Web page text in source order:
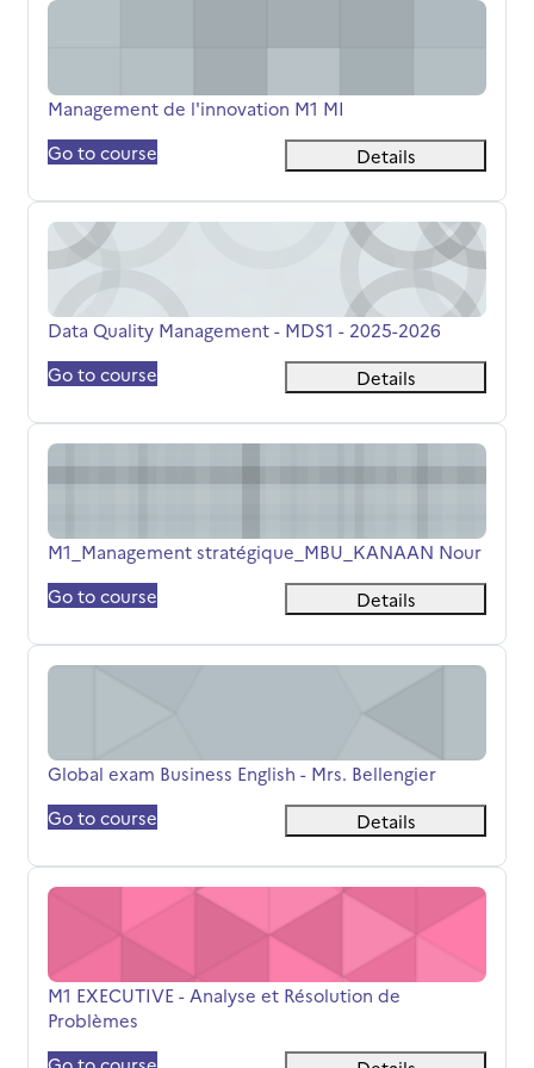
Management de l'innovation M1 MI
Titolo del corso
Management de l'innovation M1 MI
Go to course
Details
Data Quality Management - MDS1 - 2025-2026
Titolo del corso
Data Quality Management - MDS1 - 2025-2026
Go to course
Details
M1_Management stratégique_MBU_KANAAN Nour
Titolo del corso
M1_Management stratégique_MBU_KANAAN Nour
Go to course
Details
Global exam Business English - Mrs. Bellengier
Titolo del corso
Global exam Business English - Mrs. Bellengier
Go to course
Details
M1 EXECUTIVE - Analyse et Résolution de Problèmes
Titolo del corso
M1 EXECUTIVE - Analyse et Résolution de
Problèmes